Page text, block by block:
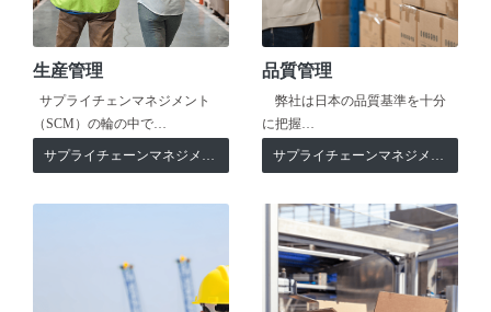
生産管理
サプライチェンマネジメント
（SCM）の輪の中で…
サプライチェーンマネジメント
品質管理
弊社は日本の品質基準を十分
に把握…
サプライチェーンマネジメント